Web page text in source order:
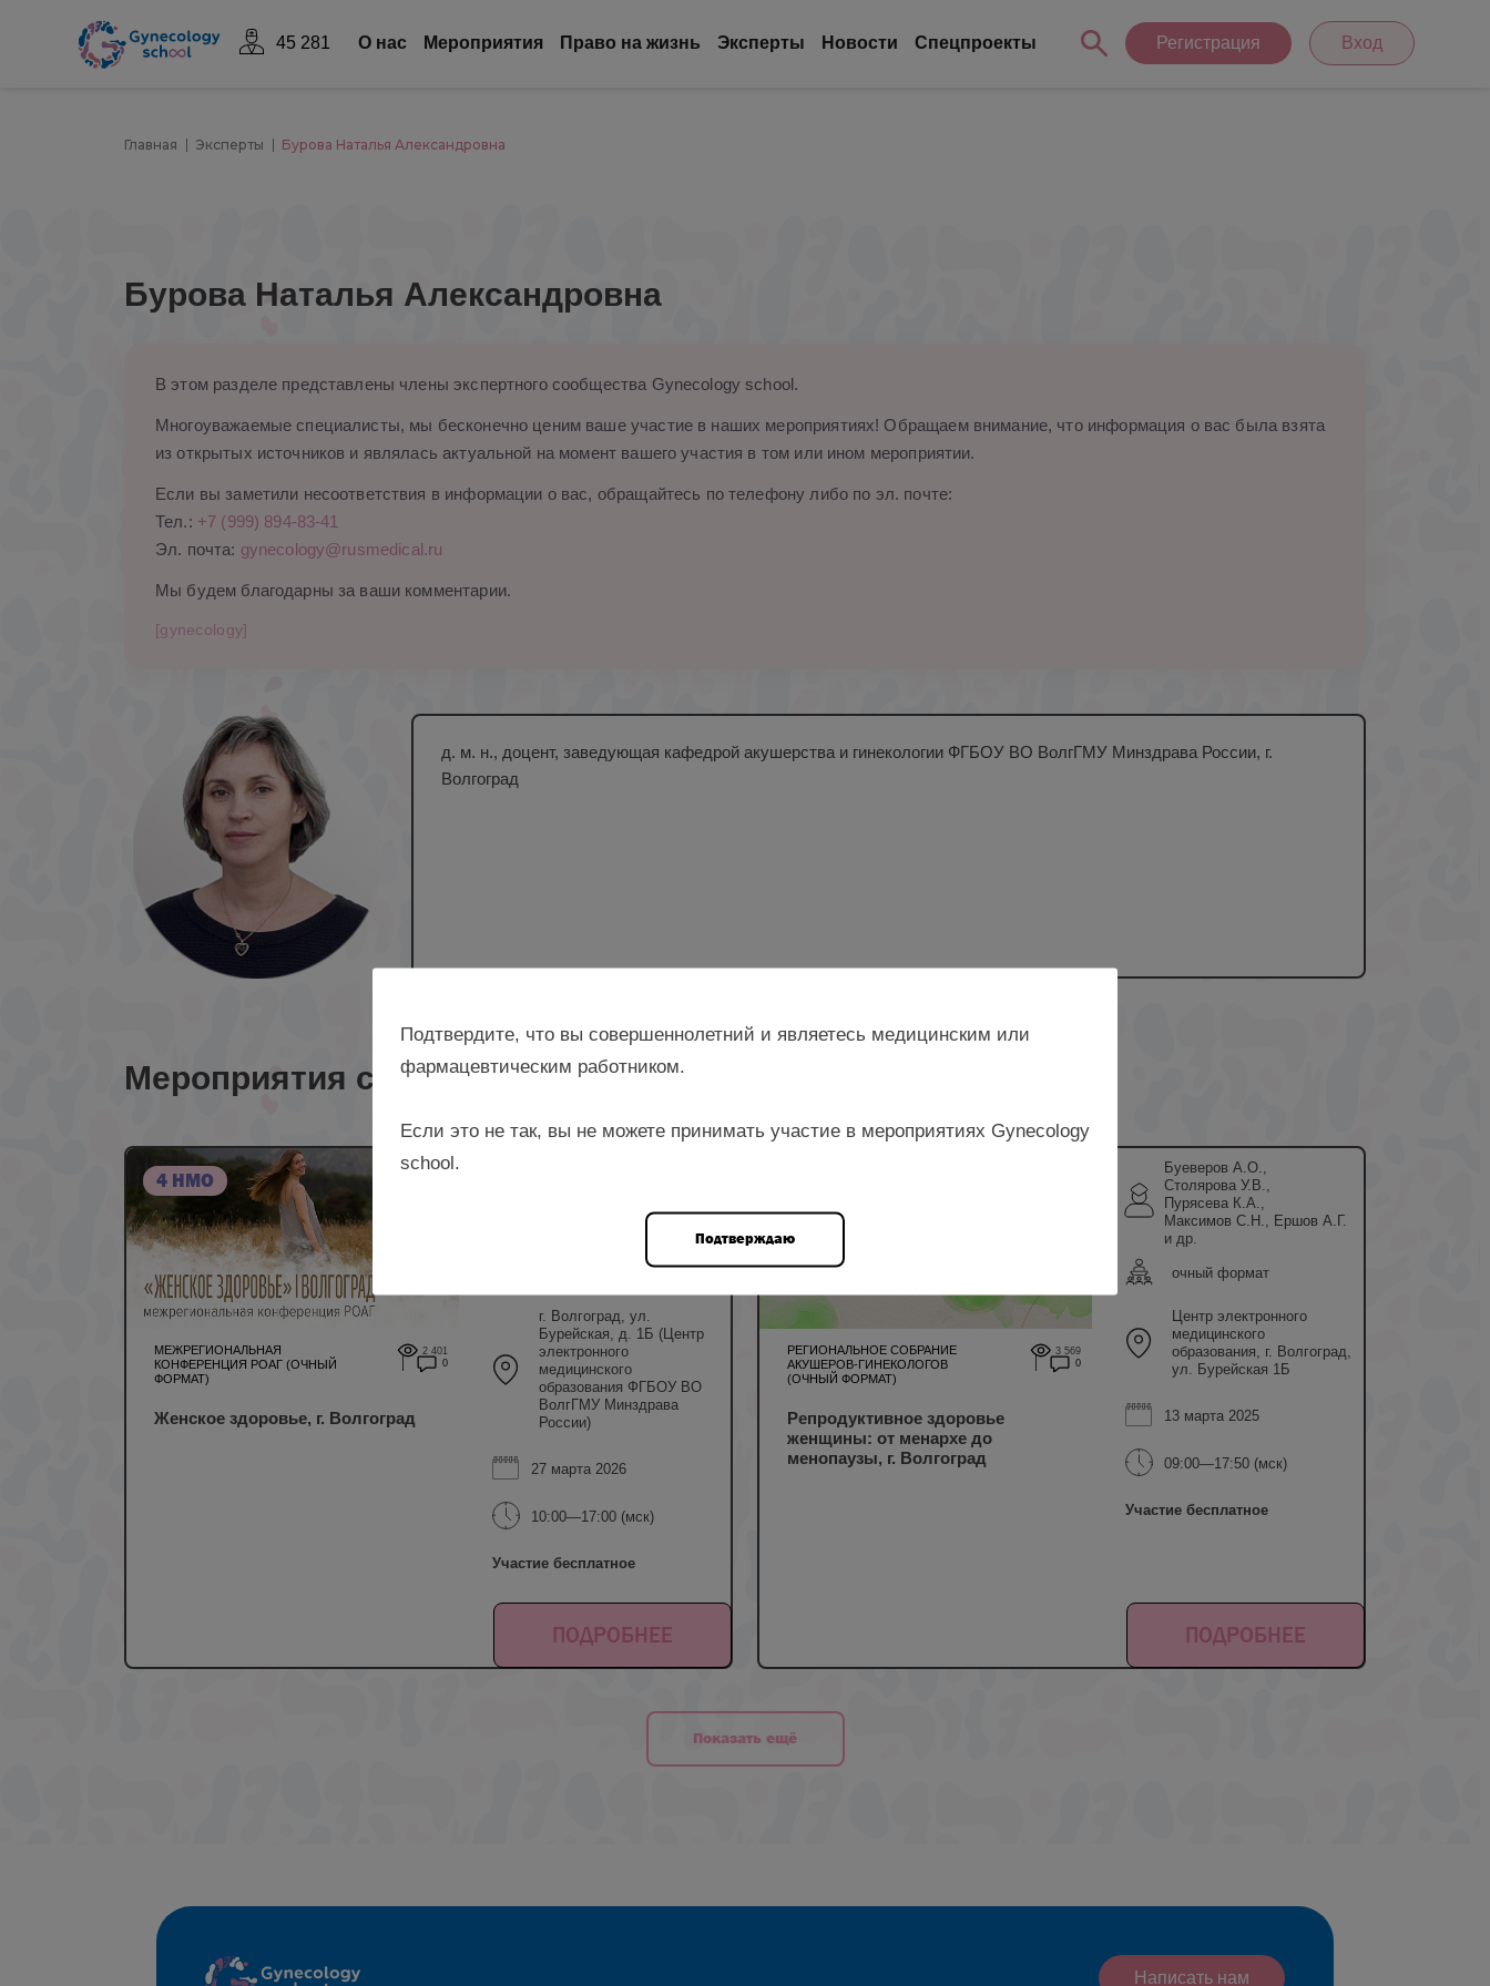
45 281 О нас Mероприятия Право на жизнь Эксперты Новости Спецпроекты Регистрация Вход
Главная Эксперты Бурова Наталья Александровна
Бурова Наталья Александровна
В этом разделе представлены члены экспертного сообщества Gynecology school.
Многоуважаемые специалисты, мы бесконечно ценим ваше участие в наших мероприятиях! Обращаем внимание, что информация о вас была взята
из открытых источников и являлась актуальной на момент вашего участия в том или ином мероприятии.
Если вы заметили несоответствия в информации о вас, обращайтесь по телефону либо по эл. почте:
Тел.: +7 (999) 894-83-41
Эл. почта: gynecology@rusmedical.ru
Мы будем благодарны за ваши комментарии.
[gynecology]
д. м. н., доцент, заведующая кафедрой акушерства и гинекологии ФГБОУ ВО ВолгГМУ Минздрава России, г.
Волгоград
Мероприятия с лектором
4 НМО
МЕЖРЕГИОНАЛЬНАЯ
КОНФЕРЕНЦИЯ РОАГ (ОЧНЫЙ
ФОРМАТ)
2 401
0
Женское здоровье, г. Волгоград
г. Волгоград, ул.
Бурейская, д. 1Б (Центр
электронного
медицинского
образования ФГБОУ ВО
ВолгГМУ Минздрава
России)
27 марта 2026
10:00—17:00 (мск)
Участие бесплатное
ПОДРОБНЕЕ
РЕГИОНАЛЬНОЕ СОБРАНИЕ
АКУШЕРОВ-ГИНЕКОЛОГОВ
(ОЧНЫЙ ФОРМАТ)
3 569
0
Репродуктивное здоровье
женщины: от менархе до
менопаузы, г. Волгоград
Буеверов А.О.,
Столярова У.В.,
Пурясева К.А.,
Максимов С.Н., Ершов А.Г.
и др.
очный формат
Центр электронного
медицинского
образования, г. Волгоград,
ул. Бурейская 1Б
13 марта 2025
09:00—17:50 (мск)
Участие бесплатное
ПОДРОБНЕЕ
Показать ещё
Написать нам
Подтвердите, что вы совершеннолетний и являетесь медицинским или
фармацевтическим работником.
Если это не так, вы не можете принимать участие в мероприятиях Gynecology
school.
Подтверждаю